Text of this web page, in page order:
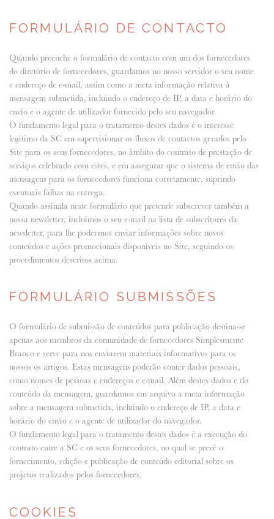
FORMULÁRIO DE CONTACTO
Quando preenche o formulário de contacto com um dos fornecedores
do diretório de fornecedores, guardamos no nosso servidor o seu nome
e endereço de e-mail, assim como a meta informação relativa à
mensagem submetida, incluindo o endereço de IP, a data e horário do
envio e o agente de utilizador fornecido pelo seu navegador.
O fundamento legal para o tratamento destes dados é o interesse
legítimo da SC em supervisionar os fluxos de contactos gerados pelo
Site para os seus fornecedores, no âmbito do contrato de prestação de
serviços celebrado com estes, e em assegurar que o sistema de envio das
mensagens para os fornecedores funciona corretamente, suprindo
eventuais falhas na entrega.
Quando assinala neste formulário que pretende subscrever também a
nossa newsletter, incluímos o seu e-mail na lista de subscritores da
newsletter, para lhe podermos enviar informações sobre novos
conteúdos e ações promocionais disponíveis no Site, seguindo os
procedimentos descritos acima.
FORMULÁRIO SUBMISSÕES
O formulário de submissão de conteúdos para publicação destina-se
apenas aos membros da comunidade de fornecedores Simplesmente
Branco e serve para nos enviarem materiais informativos para os
nossos os artigos. Estas mensagens poderão conter dados pessoais,
como nomes de pessoas e endereços e e-mail. Além destes dados e do
conteúdo da mensagem, guardamos em arquivo a meta informação
sobre a mensagem submetida, incluindo o endereço de IP, a data e
horário do envio e o agente de utilizador do navegador.
O fundamento legal para o tratamento destes dados é a execução do
contrato entre a SC e os seus fornecedores, no qual se prevê o
fornecimento, edição e publicação de conteúdo editorial sobre os
projetos realizados pelos fornecedores.
COOKIES